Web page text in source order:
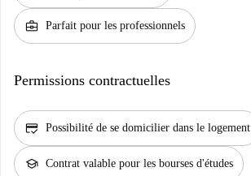
business_center Parfait pour les professionnels
Permissions contractuelles
credit_score Possibilité de se domicilier dans le logement
school Contrat valable pour les bourses d'études